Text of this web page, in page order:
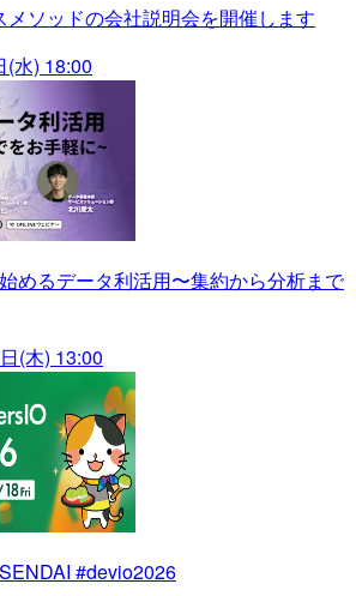
メソッドの会社説明会を開催します
(水) 18:00
めるデータ利活用〜集約から分析まで
(木) 13:00
#devio2026